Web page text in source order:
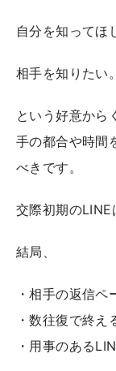
自分を知ってほ
相手を知りたい。
という好意から
手の都合や時間
べきです。
交際初期のLINE
結局、
・相手の返信ペ
・数往復で終え
・用事のある